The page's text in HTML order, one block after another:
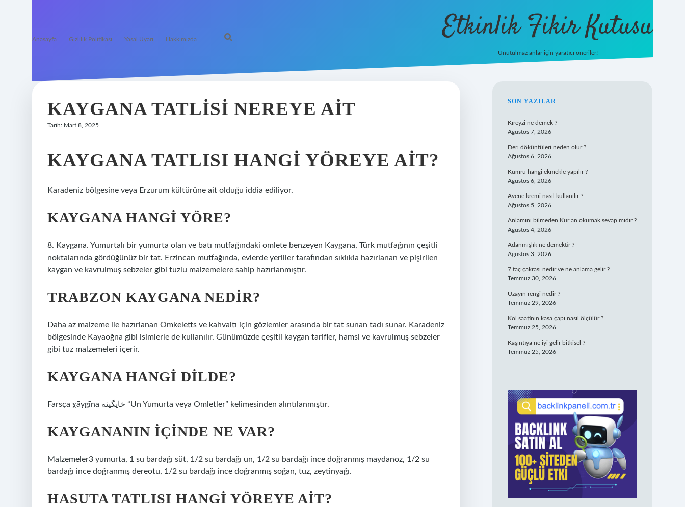
Anasayfa Gizlilik Politikası Yasal Uyarı Hakkımızda Etkinlik Fikir Kutusu
Unutulmaz anlar için yaratıcı öneriler!
KAYGANA TATLISI NEREYE AIT
Tarih: Mart 8, 2025
KAYGANA TATLISI HANGI YÖREYE AIT?
Karadeniz bölgesine veya Erzurum kültürüne ait olduğu iddia ediliyor.
KAYGANA HANGI YÖRE?
8. Kaygana. Yumurtalı bir yumurta olan ve batı mutfağındaki omlete benzeyen Kaygana, Türk mutfağının çeşitli
noktalarında gördüğünüz bir tat. Erzincan mutfağında, evlerde yerliler tarafından sıklıkla hazırlanan ve pişirilen
kaygan ve kavrulmuş sebzeler gibi tuzlu malzemelere sahip hazırlanmıştır.
TRABZON KAYGANA NEDIR?
Daha az malzeme ile hazırlanan Omkeletts ve kahvaltı için gözlemler arasında bir tat sunan tadı sunar. Karadeniz
bölgesinde Kayaoğna gibi isimlerle de kullanılır. Günümüzde çeşitli kaygan tarifler, hamsi ve kavrulmuş sebzeler
gibi tuz malzemeleri içerir.
KAYGANA HANGI DILDE?
Farsça χāygīna خایگینه “Un Yumurta veya Omletler” kelimesinden alıntılanmıştır.
KAYGANANIN IÇINDE NE VAR?
Malzemeler3 yumurta, 1 su bardağı süt, 1/2 su bardağı un, 1/2 su bardağı ince doğranmış maydanoz, 1/2 su
bardağı ince doğranmış dereotu, 1/2 su bardağı ince doğranmış soğan, tuz, zeytinyağı.
HASUTA TATLISI HANGI YÖREYE AIT?
SIDEBAR
SON YAZILAR
Kıreyzi ne demek ?
Ağustos 7, 2026
Deri döküntüleri neden olur ?
Ağustos 6, 2026
Kumru hangi ekmekle yapılır ?
Ağustos 6, 2026
Avene kremi nasıl kullanılır ?
Ağustos 5, 2026
Anlamını bilmeden Kur’an okumak sevap mıdır ?
Ağustos 4, 2026
Adanmışlık ne demektir ?
Ağustos 3, 2026
7 taç çakrası nedir ve ne anlama gelir ?
Temmuz 30, 2026
Uzayın rengi nedir ?
Temmuz 29, 2026
Kol saatinin kasa çapı nasıl ölçülür ?
Temmuz 25, 2026
Kaşıntıya ne iyi gelir bitkisel ?
Temmuz 25, 2026